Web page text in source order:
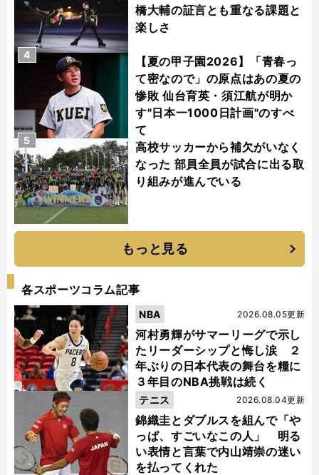
橋大輔の証言とも重なる課題と
楽しさ
【夏の甲子園2026】「青春っ
て密なので」の原点はあの夏の
惨敗 仙台育英・須江航が明か
す"日本一1000日計画"のすべ
て
4
高校サッカーから補欠がいなく
なった 部員全員が試合に出る取
り組みが進んでいる
5
もっと見る
各スポーツコラム記事
河村勇輝がサマーリーグで示し
たリーダーシップと悔し涙 ２
年ぶりの日本代表の舞台を糧に
３年目のNBA挑戦は続く
2026.08.05更新
NBA
錦織圭とダブルスを組んで「や
っぱ、すごいなこの人」 明る
い表情と言葉で内山靖崇の迷い
を払ってくれた
2026.08.04更新
テニス